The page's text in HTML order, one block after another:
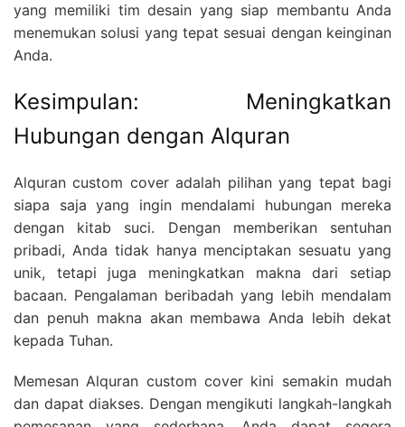
yang memiliki tim desain yang siap membantu Anda
menemukan solusi yang tepat sesuai dengan keinginan
Anda.
Kesimpulan: Meningkatkan
Hubungan dengan Alquran
Alquran custom cover adalah pilihan yang tepat bagi
siapa saja yang ingin mendalami hubungan mereka
dengan kitab suci. Dengan memberikan sentuhan
pribadi, Anda tidak hanya menciptakan sesuatu yang
unik, tetapi juga meningkatkan makna dari setiap
bacaan. Pengalaman beribadah yang lebih mendalam
dan penuh makna akan membawa Anda lebih dekat
kepada Tuhan.
Memesan Alquran custom cover kini semakin mudah
dan dapat diakses. Dengan mengikuti langkah-langkah